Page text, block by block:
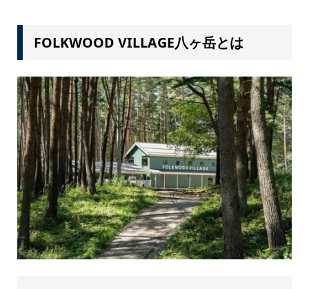
FOLKWOOD VILLAGE八ヶ岳とは